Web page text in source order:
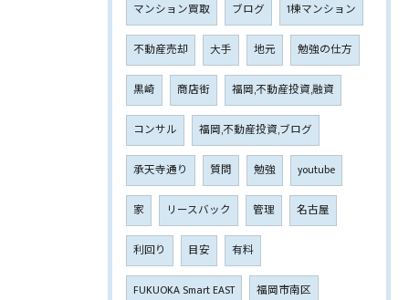
マンション買取 ブログ 1棟マンション
不動産売却 大手 地元 勉強の仕方
黒崎 商店街 福岡,不動産投資,融資
コンサル 福岡,不動産投資,ブログ
承天寺通り 質問 勉強 youtube
家 リースバック 管理 名古屋
利回り 目安 有料
FUKUOKA Smart EAST 福岡市南区